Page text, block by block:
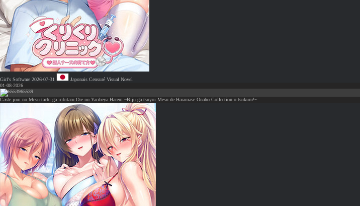
Girl's Software 2026-07-31 Japonais Censuré Visual Novel
01-08-2026
65539
Caste joui no Mesu-tachi ga iribitaru Ore no Yaribeya Harem ~Biju ga tsuyoi Mesu de Haramase Onaho Collection o tsukuru!~